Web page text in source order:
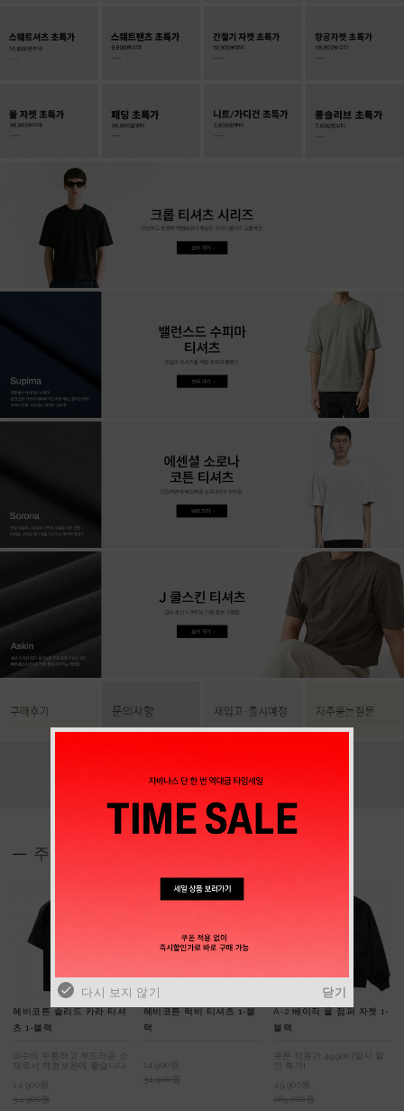
주간 베스트
헤비코튼 솔리드 카라 티셔
츠 1-블랙
16수의 두툼하고 부드러운 소
재로서 체형보완에 좋습니다
14,900원
34,900원
헤비코튼 럭비 티셔츠 1-블
랙
14,900원
34,900원
A-2 베이직 울 점퍼 자켓 1-
블랙
쿠폰 적용가 49,900 [일시 할
인 특가]
49,900원
289,000원
다시 보지 않기 닫기